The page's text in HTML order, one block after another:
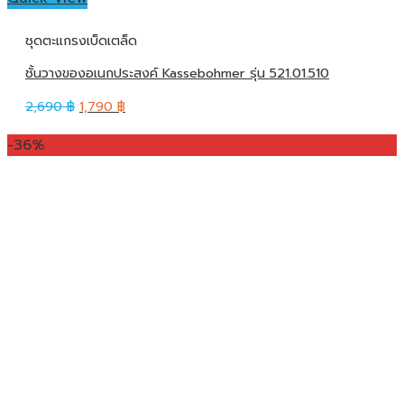
ชุดตะแกรงเบ็ดเตล็ด
ชั้นวางของอเนกประสงค์ Kassebohmer รุ่น 521.01.510
2,690฿ 1,790 ฿
-36%